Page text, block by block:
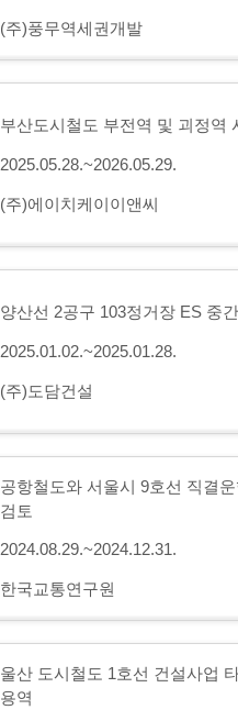
(주)풍무역세권개발
부산도시철도 부전역 및 괴정역
2025.05.28.~2026.05.29.
(주)에이치케이이앤씨
양산선 2공구 103정거장 ES 중
2025.01.02.~2025.01.28.
(주)도담건설
공항철도와 서울시 9호선 직결
검토
2024.08.29.~2024.12.31.
한국교통연구원
울산 도시철도 1호선 건설사업
용역